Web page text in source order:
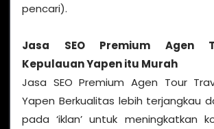
pencari).
Jasa SEO Premium Agen
Kepulauan Yapenitu Murah
Jasa SEO Premium Agen Tour
Yapen Berkualitas lebih terjangkau
pada ‘iklan’ untuk meningkatkan